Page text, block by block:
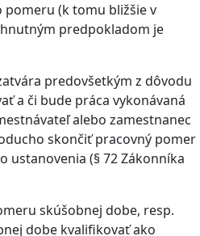
pomeru (k tomu bližšie v
predpokladom je
predovšetkým z dôvodu
a či bude práca vykonávaná
alebo zamestnanec
skončiť pracovný pomer
ustanovenia (§ 72 Zákonníka
skúšobnej dobe, resp.
dobe kvalifikovať ako